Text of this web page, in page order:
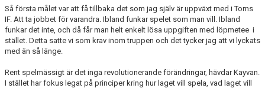
Så första målet var att få tillbaka det som jag själv är uppväxt med i Torns
IF. Att ta jobbet för varandra. Ibland funkar spelet som man vill. Ibland
funkar det inte, och då får man helt enkelt lösa uppgiften med löpmetee i
stället. Detta satte vi som krav inom truppen och det tycker jag att vi lyckats
med än så länge.
Rent spelmässigt är det inga revolutionerande förändringar, hävdar Kayvan.
I stället har fokus legat på principer kring hur laget vill spela, vad laget vill